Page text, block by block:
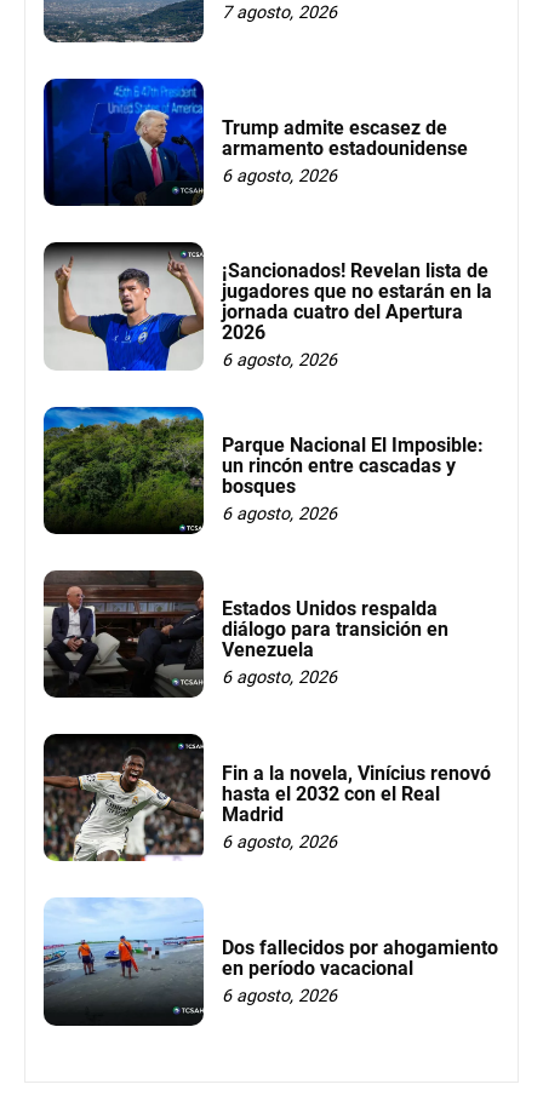
7 agosto, 2026
Trump admite escasez de
armamento estadounidense
6 agosto, 2026
¡Sancionados! Revelan lista de
jugadores que no estarán en la
jornada cuatro del Apertura
2026
6 agosto, 2026
Parque Nacional El Imposible:
un rincón entre cascadas y
bosques
6 agosto, 2026
Estados Unidos respalda
diálogo para transición en
Venezuela
6 agosto, 2026
Fin a la novela, Vinícius renovó
hasta el 2032 con el Real
Madrid
6 agosto, 2026
Dos fallecidos por ahogamiento
en período vacacional
6 agosto, 2026